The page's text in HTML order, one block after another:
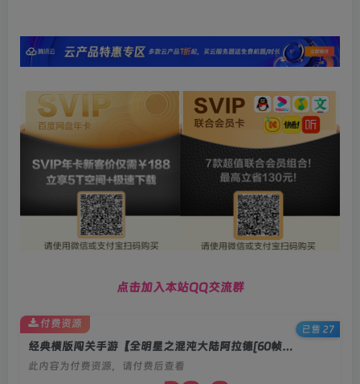
点击加入本站QQ交流群
经典横版闯关手游【全明星之混沌大陆阿拉德[60帧]】2026最新整理Linux本地学习手工端+前后端全套源码+后台+双端+教程
此内容为付费资源，请付费后查看
付费资源
已售 27